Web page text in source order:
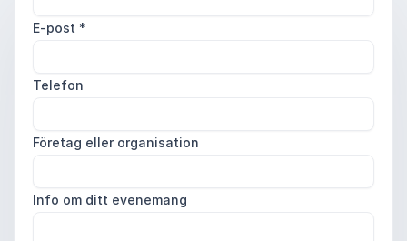
E-post *
Telefon
Företag eller organisation
Info om ditt evenemang